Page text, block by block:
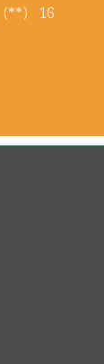
(**) 16